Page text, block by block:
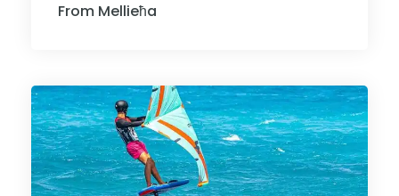
From Mellieħa